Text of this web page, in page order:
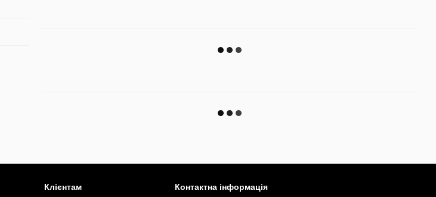
Клієнтам Контактна інформація